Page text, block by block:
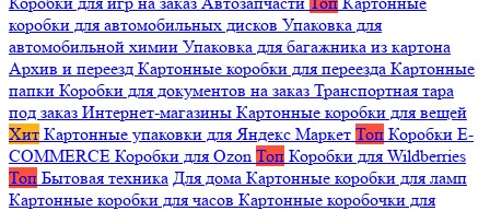
коробки для автомобильных дисков Упаковка для
автомобильной химии Упаковка для багажника из картона
Архив и переезд Картонные коробки для переезда Картонные
папки Коробки для документов на заказ Транспортная тара
под заказ Интернет-магазины Картонные коробки для вещей
Хит Картонные упаковки для Яндекс Маркет Топ Коробки E-
COMMERCE Коробки для Ozon Топ Коробки для Wildberries
Топ Бытовая техника Для дома Картонные коробки для ламп
Картонные коробки для часов Картонные коробочки для